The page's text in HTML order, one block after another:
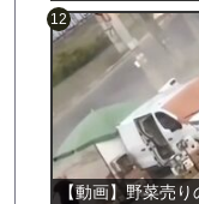
【動画】野菜売り